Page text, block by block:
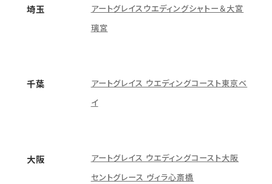
埼玉
アートグレイスウエディングシャトー＆大宮
璃宮
千葉
アートグレイス ウエディングコースト東京ベ
イ
大阪
アートグレイス ウエディングコースト大阪
セントグレース ヴィラ心斎橋